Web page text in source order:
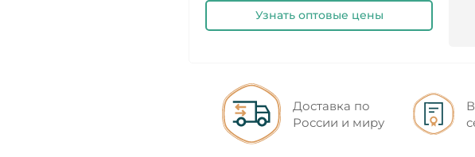
Узнать оптовые цены
Доставка по
России и миру